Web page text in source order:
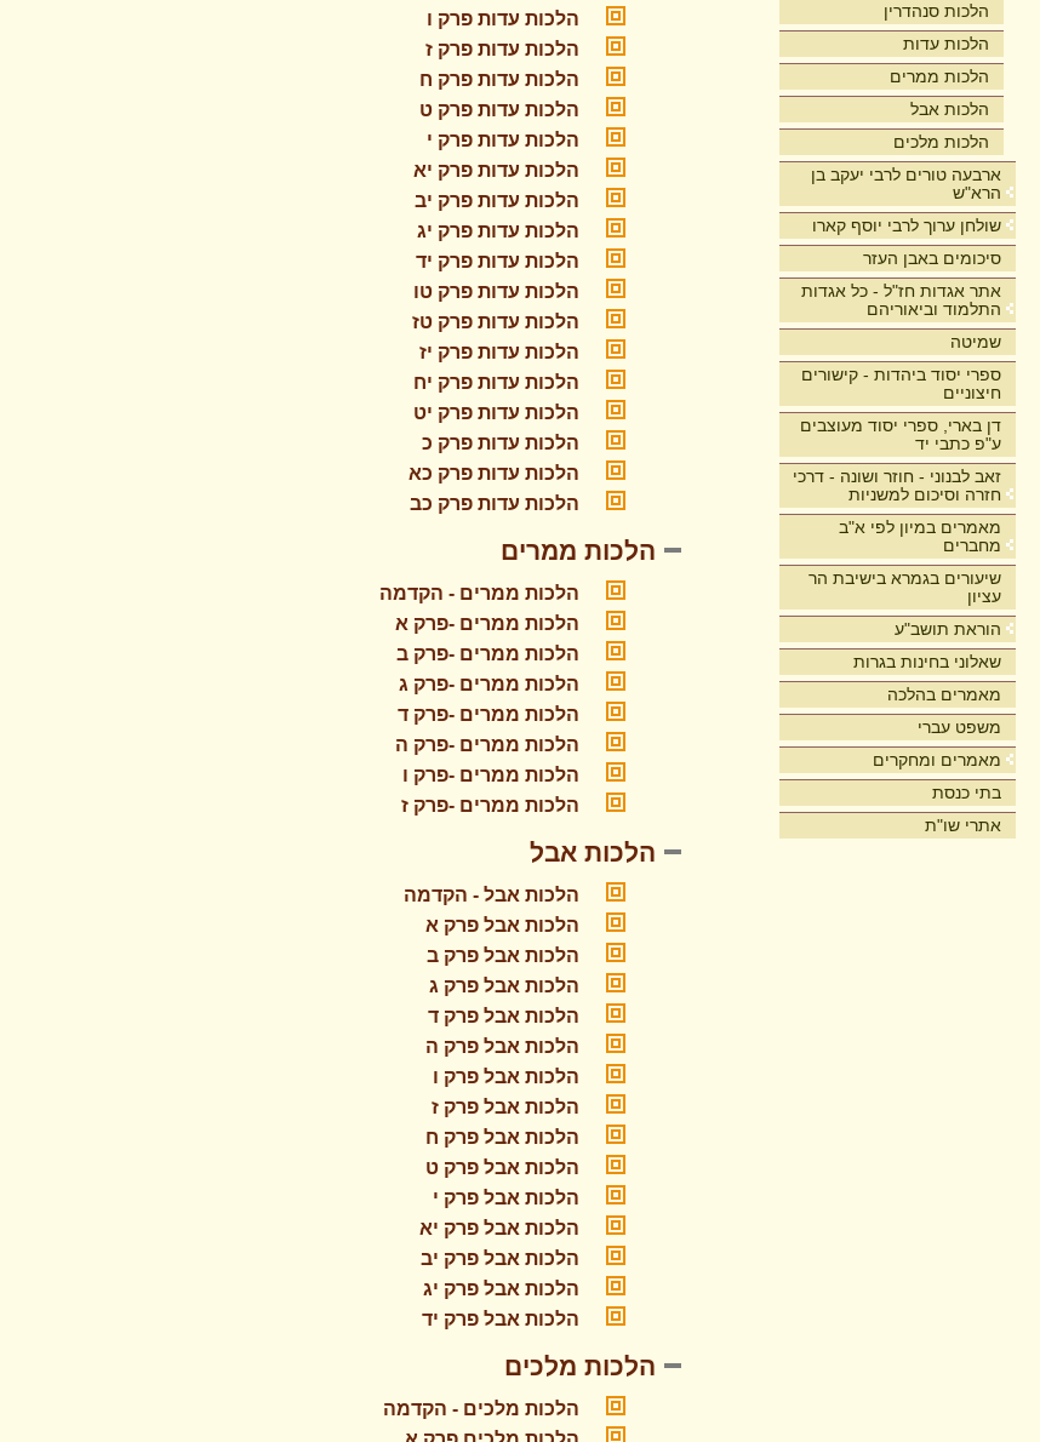
הלכות סנהדרין
הלכות עדות
הלכות ממרים
הלכות אבל
הלכות מלכים
ארבעה טורים לרבי יעקב בן
הרא"ש
שולחן ערוך לרבי יוסף קארו
סיכומים באבן העזר
אתר אגדות חז"ל - כל אגדות
התלמוד וביאוריהם
שמיטה
ספרי יסוד ביהדות - קישורים
חיצוניים
דן בארי, ספרי יסוד מעוצבים
ע"פ כתבי יד
זאב לבנוני - חוזר ושונה - דרכי
חזרה וסיכום למשניות
מאמרים במיון לפי א"ב
מחברים
שיעורים בגמרא בישיבת הר
עציון
הוראת תושב"ע
שאלוני בחינות בגרות
מאמרים בהלכה
משפט עברי
מאמרים ומחקרים
בתי כנסת
אתרי שו"ת
הלכות עדות פרק ו
הלכות עדות פרק ז
הלכות עדות פרק ח
הלכות עדות פרק ט
הלכות עדות פרק י
הלכות עדות פרק יא
הלכות עדות פרק יב
הלכות עדות פרק יג
הלכות עדות פרק יד
הלכות עדות פרק טו
הלכות עדות פרק טז
הלכות עדות פרק יז
הלכות עדות פרק יח
הלכות עדות פרק יט
הלכות עדות פרק כ
הלכות עדות פרק כא
הלכות עדות פרק כב
הלכות ממרים
הלכות ממרים - הקדמה
הלכות ממרים -פרק א
הלכות ממרים -פרק ב
הלכות ממרים -פרק ג
הלכות ממרים -פרק ד
הלכות ממרים -פרק ה
הלכות ממרים -פרק ו
הלכות ממרים -פרק ז
הלכות אבל
הלכות אבל - הקדמה
הלכות אבל פרק א
הלכות אבל פרק ב
הלכות אבל פרק ג
הלכות אבל פרק ד
הלכות אבל פרק ה
הלכות אבל פרק ו
הלכות אבל פרק ז
הלכות אבל פרק ח
הלכות אבל פרק ט
הלכות אבל פרק י
הלכות אבל פרק יא
הלכות אבל פרק יב
הלכות אבל פרק יג
הלכות אבל פרק יד
הלכות מלכים
הלכות מלכים - הקדמה